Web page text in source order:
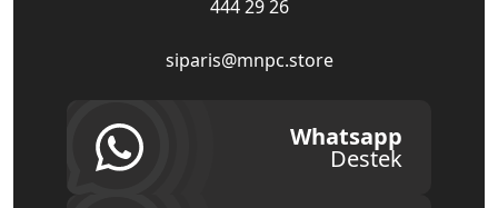
444 29 26
siparis@mnpc.store
Whatsapp
Destek